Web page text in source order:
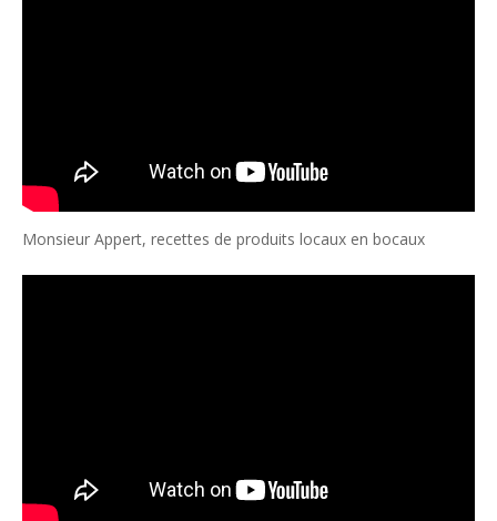
Monsieur Appert, recettes de produits locaux en bocaux